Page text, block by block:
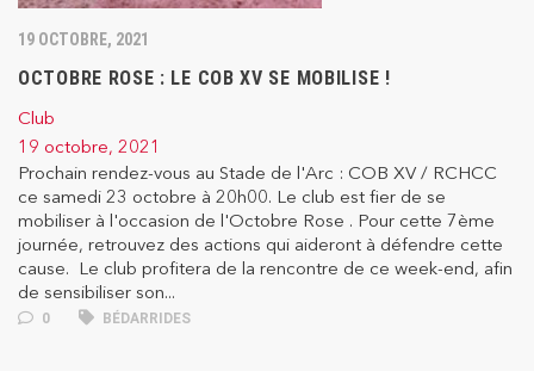
19 OCTOBRE, 2021
OCTOBRE ROSE : LE COB XV SE MOBILISE !
Club
19 octobre, 2021
Prochain rendez-vous au Stade de l'Arc : COB XV / RCHCC
ce samedi 23 octobre à 20h00. Le club est fier de se
mobiliser à l'occasion de l'Octobre Rose . Pour cette 7ème
journée, retrouvez des actions qui aideront à défendre cette
cause. Le club profitera de la rencontre de ce week-end, afin
de sensibiliser son...
0 BÉDARRIDES